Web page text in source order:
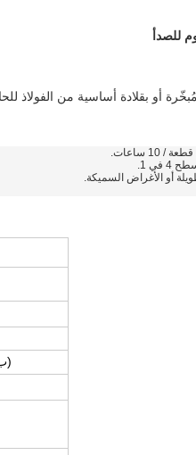
للصدأ
أو بقلادة أساسية من الفولاذ
في 1.
أو الأغراض السميكة.